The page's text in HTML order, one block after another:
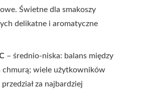
Świetne dla smakoszy
delikatne i aromatyczne
– średnio-niska: balans między
chmurą; wiele użytkowników
za najbardziej